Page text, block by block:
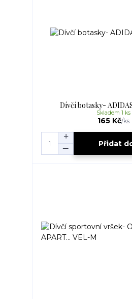
Dívčí botasky-
165 Kč/ks
Skladem 1 ks
Přidat